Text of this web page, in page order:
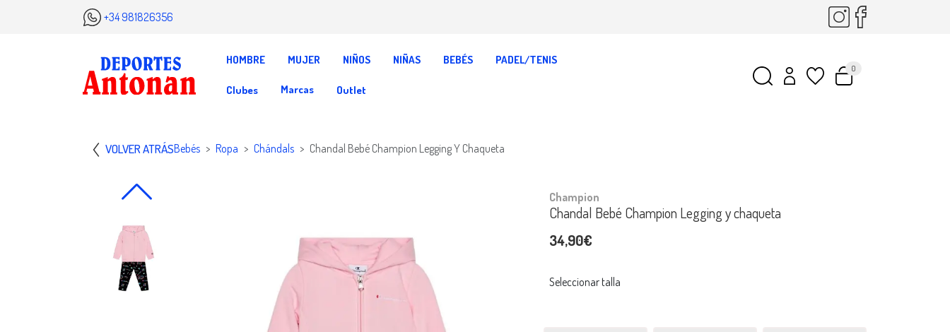
+34 981826356
HOMBRE MUJER NIÑOS NIÑAS BEBÉS PADEL/TENIS
Clubes Marcas Outlet
0
VOLVER ATRÁSBebés Ropa Chándals Chandal Bebé Champion Legging Y Chaqueta
Champion
Chandal Bebé Champion Legging y chaqueta
34,90€
Seleccionar talla